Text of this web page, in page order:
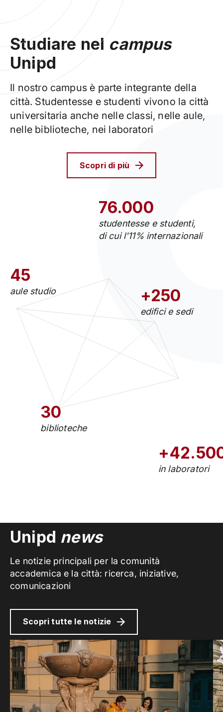
Studiare nel campus
Unipd
Il nostro campus è parte integrante della
città. Studentesse e studenti vivono la città
universitaria anche nelle classi, nelle aule,
nelle biblioteche, nei laboratori
Scopri di più
76.000
studentesse e studenti,
di cui l'11% internazionali
45
aule studio +250
edifici e sedi
in laboratori
30
biblioteche
Unipd news
Le notizie principali per la comunità
accademica e la città: ricerca, iniziative,
comunicazioni
Scopri tutte le notizie